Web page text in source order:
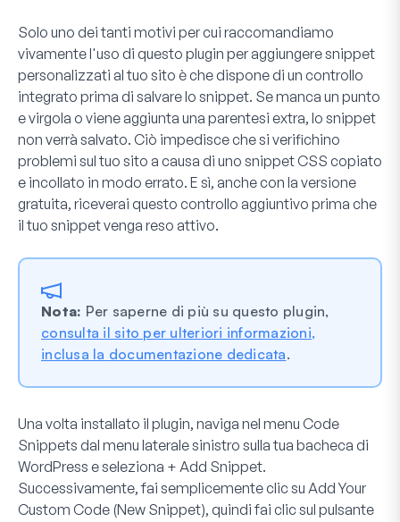
Solo uno dei tanti motivi per cui raccomandiamo
vivamente l'uso di questo plugin per aggiungere snippet
personalizzati al tuo sito è che dispone di un controllo
integrato prima di salvare lo snippet. Se manca un punto
e virgola o viene aggiunta una parentesi extra, lo snippet
non verrà salvato. Ciò impedisce che si verifichino
problemi sul tuo sito a causa di uno snippet CSS copiato
e incollato in modo errato. E sì, anche con la versione
gratuita, riceverai questo controllo aggiuntivo prima che
il tuo snippet venga reso attivo.
Nota: Per saperne di più su questo plugin,
consulta il sito per ulteriori informazioni,
inclusa la documentazione dedicata.
Una volta installato il plugin, naviga nel menu Code
Snippets dal menu laterale sinistro sulla tua bacheca di
WordPress e seleziona + Add Snippet.
Successivamente, fai semplicemente clic su Add Your
Custom Code (New Snippet), quindi fai clic sul pulsante